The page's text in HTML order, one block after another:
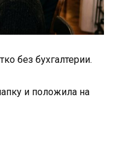
без бухгалтерии.
и положила на